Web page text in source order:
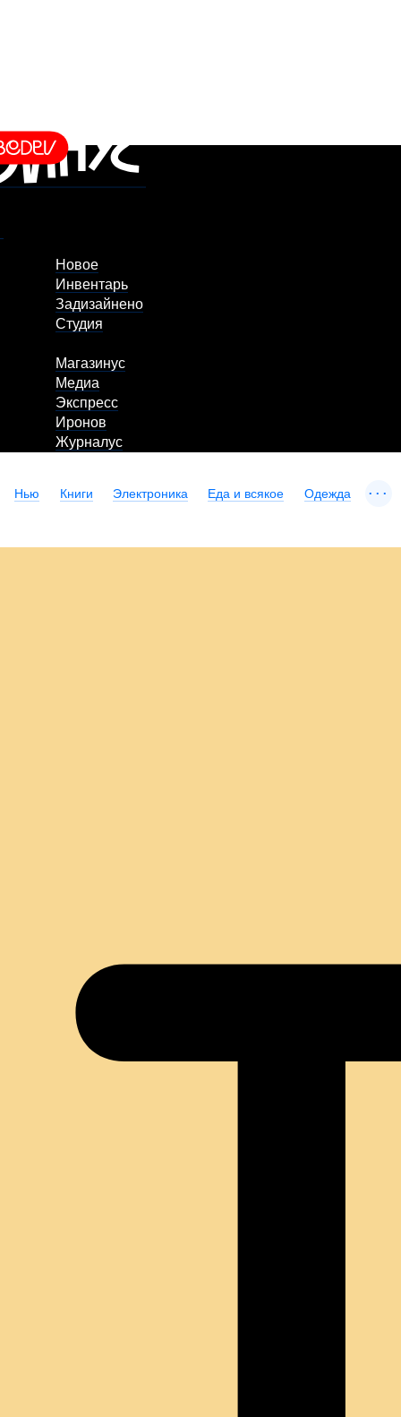
Новое
Инвентарь
Задизайнено
Студия
Магазинус
Медиа
Экспресс
Иронов
Журналус
Нью Книги Электроника Еда и всякое Одежда ...